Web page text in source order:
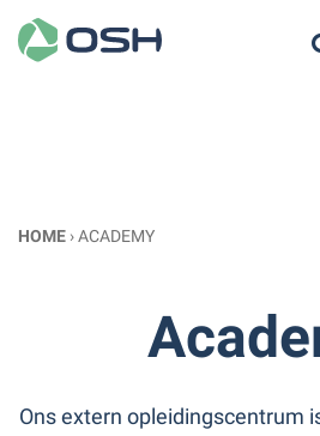
HOME ›ACADEMY
Ons extern opleidingscentrum